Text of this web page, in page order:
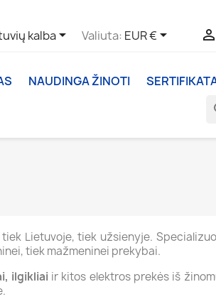
kalba Valiuta: EUR € 
NAUDINGA ŽINOTI
Lietuvoje, tiek užsienyje.
tiek mažmeninei prekybai.
ilgikliai ir kitos elektros prekės iš